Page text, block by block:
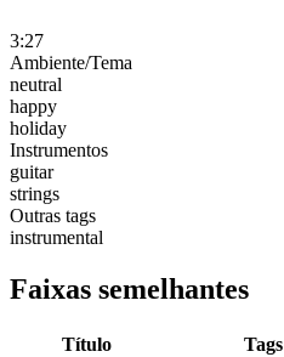
3:27
Ambiente/Tema
neutral
happy
holiday
Instrumentos
guitar
strings
Outras tags
instrumental
Faixas semelhantes
Título Tags